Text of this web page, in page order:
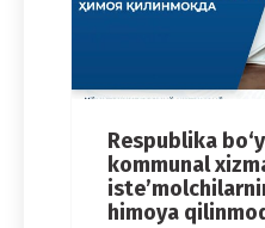
Respublika
kommunal
himoya